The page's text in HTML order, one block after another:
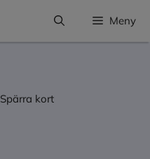
Meny
Spärra kort